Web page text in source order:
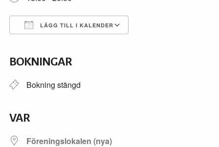
LÄGG TILL I KALENDER
BOKNINGAR
Bokning stängd
VAR
Föreningslokalen (nya)